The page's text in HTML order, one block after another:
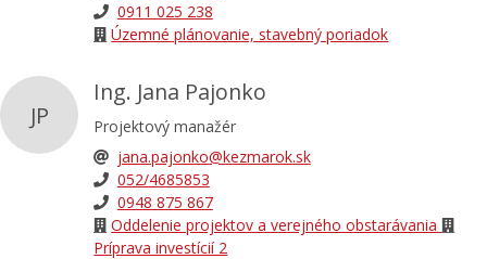
0911 025 238
Územné plánovanie, stavebný poriadok
JP
Ing. Jana Pajonko
Projektový manažér
jana.pajonko@kezmarok.sk
052/4685853
0948 875 867
Oddelenie projektov a verejného obstarávania
Príprava investícií 2